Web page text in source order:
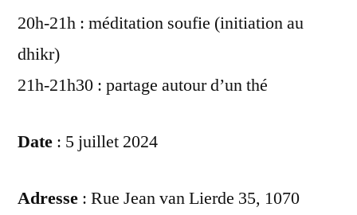
20h-21h : méditation soufie (initiation au
dhikr)
21h-21h30 : partage autour d’un thé
Date : 5 juillet 2024
Adresse : Rue Jean van Lierde 35, 1070